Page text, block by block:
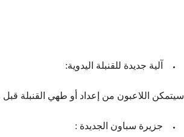
آلية جديدة للقنبلة اليدوية:
سيتمكن اللاعبون من إعداد أو طهي القنبلة قبل
جزيرة سباون الجديدة :